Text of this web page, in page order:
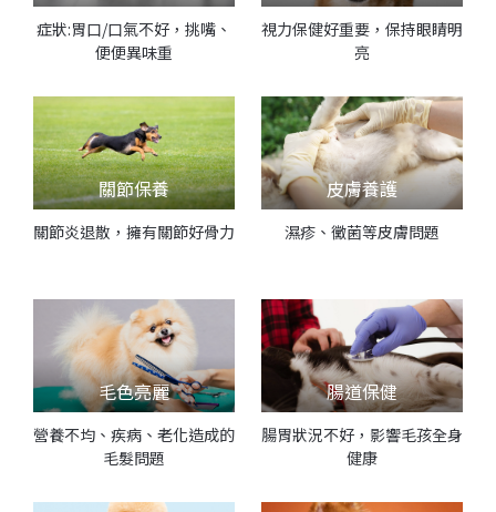
症狀:胃口/口氣不好，挑嘴、
便便異味重
視力保健好重要，保持眼睛明
亮
關節保養
關節炎退散，擁有關節好骨力
皮膚養護
濕疹、黴菌等皮膚問題
毛色亮麗
營養不均、疾病、老化造成的
毛髮問題
腸道保健
腸胃狀況不好，影響毛孩全身
健康